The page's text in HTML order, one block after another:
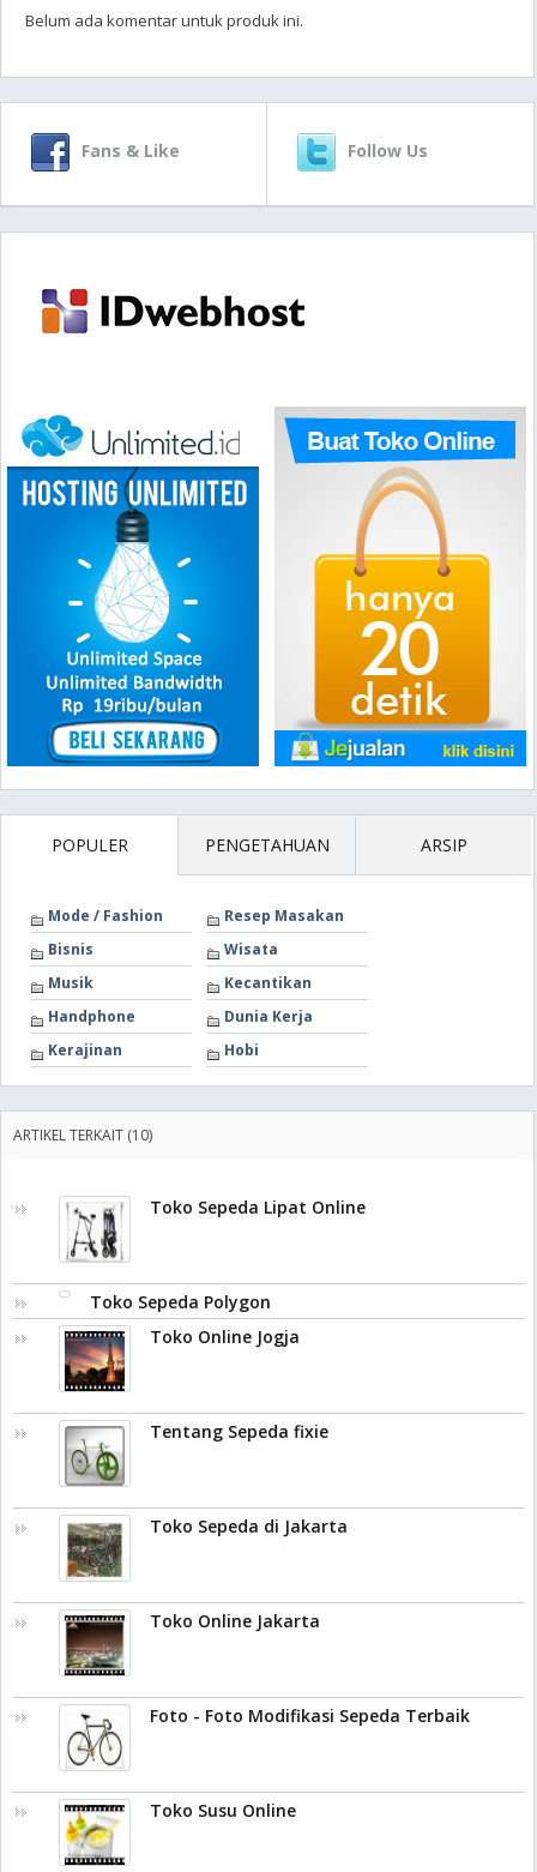
Belum ada komentar untuk produk ini.
Fans & Like Follow Us
POPULER PENGETAHUAN ARSIP
Mode / Fashion
Resep Masakan
Bisnis
Wisata
Musik
Kecantikan
Handphone
Dunia Kerja
Kerajinan
Hobi
ARTIKEL TERKAIT (10)
Toko Sepeda Lipat Online
Toko Sepeda Polygon
Toko Online Jogja
Tentang Sepeda fixie
Toko Sepeda di Jakarta
Toko Online Jakarta
Foto - Foto Modifikasi Sepeda Terbaik
Toko Susu Online